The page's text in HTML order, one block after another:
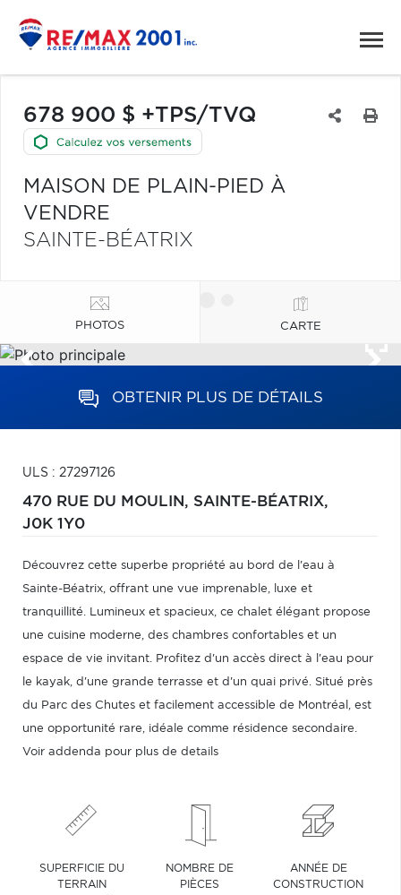
678 900 $ +TPS/TVQ
MAISON DE PLAIN-PIED À
VENDRE
SAINTE-BÉATRIX
PHOTOS CARTE
OBTENIR PLUS DE DÉTAILS
ULS : 27297126
470 RUE DU MOULIN, SAINTE-BÉATRIX,
J0K 1Y0
Découvrez cette superbe propriété au bord de l'eau à
Sainte-Béatrix, offrant une vue imprenable, luxe et
tranquillité. Lumineux et spacieux, ce chalet élégant propose
une cuisine moderne, des chambres confortables et un
espace de vie invitant. Profitez d'un accès direct à l'eau pour
le kayak, d'une grande terrasse et d'un quai privé. Situé près
du Parc des Chutes et facilement accessible de Montréal, est
une opportunité rare, idéale comme résidence secondaire.
Voir addenda pour plus de details
SUPERFICIE DU
TERRAIN
NOMBRE DE
PIÈCES
ANNÉE DE
CONSTRUCTION